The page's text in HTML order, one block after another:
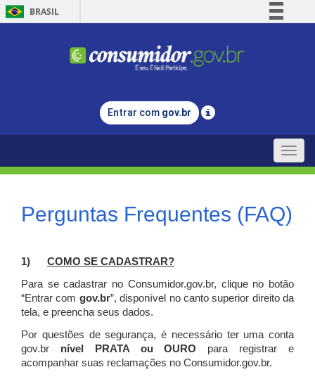
BRASIL
Comunica BR
Legislação
Entrar com gov.br
Toggle
Perguntas Frequentes (FAQ)
1) COMO SE CADASTRAR?
Para se cadastrar no Consumidor.gov.br, clique no botão
“Entrar com gov.br”, disponível no canto superior direito da
tela, e preencha seus dados.
Por questões de segurança, é necessário ter uma conta
gov.br nível PRATA ou OURO para registrar e
acompanhar suas reclamações no Consumidor.gov.br.